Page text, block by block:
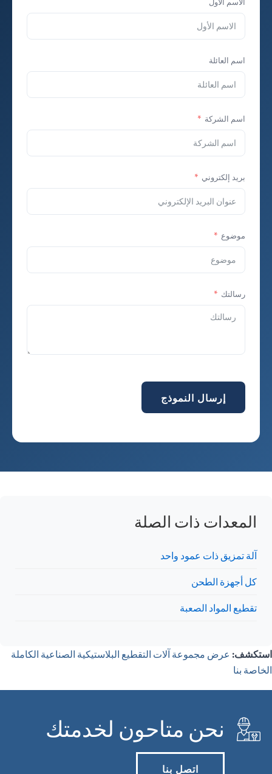
الاسم الأول
اسم العائلة
اسم الشركة
بريد إلكتروني
موضوع
رسالتك
إرسال النموذج
المعدات ذات الصلة
آلة تمزيق ذات عمود واحد
كل أجهزة الطحن
تقطيع المواد الصعبة
استكشف: عرض مجموعة آلات التقطيع البلاستيكية الصناعية الكاملة
الخاصة بنا
نحن متاحون لخدمتك
اتصل بنا